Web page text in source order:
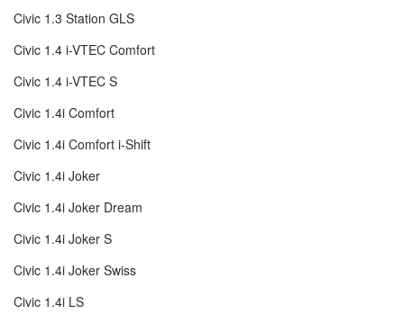
Civic 1.3 Station GLS
Civic 1.4 i-VTEC Comfort
Civic 1.4 i-VTEC S
Civic 1.4i Comfort
Civic 1.4i Comfort i-Shift
Civic 1.4i Joker
Civic 1.4i Joker Dream
Civic 1.4i Joker S
Civic 1.4i Joker Swiss
Civic 1.4i LS